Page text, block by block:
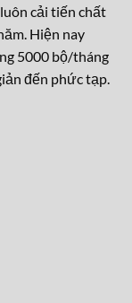
cải tiến chất
Hiện nay
5000 bộ/tháng
đến phức tạp.